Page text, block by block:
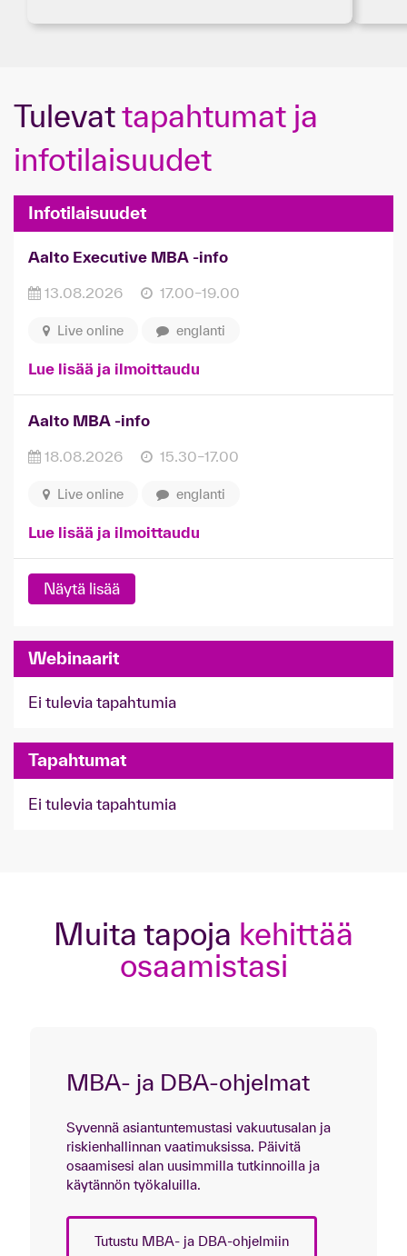
Tulevattapahtumat ja
infotilaisuudet
Infotilaisuudet
Aalto Executive MBA -info
13.08.2026 17.00–19.00
Live online englanti
Lue lisää ja ilmoittaudu
Aalto MBA -info
18.08.2026 15.30–17.00
Live online englanti
Lue lisää ja ilmoittaudu
Näytä lisää
Webinaarit
Ei tulevia tapahtumia
Tapahtumat
Ei tulevia tapahtumia
Muita tapoja kehittää
osaamistasi
MBA- ja DBA-ohjelmat
Syvennä asiantuntemustasi vakuutusalan ja
riskienhallinnan vaatimuksissa. Päivitä
osaamisesi alan uusimmilla tutkinnoilla ja
käytännön työkaluilla.
Tutustu MBA- ja DBA-ohjelmiin